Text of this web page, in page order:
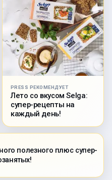
PRESS РЕКОМЕНДУЕТ
Лето со вкусом Selga:
супер-рецепты на
каждый день!
полезного плюс супер-